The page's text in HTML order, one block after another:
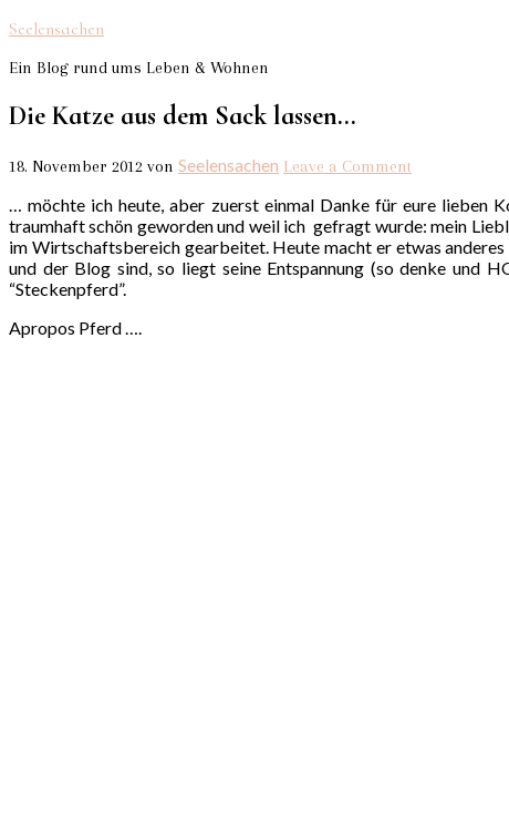
Seelensachen
Ein Blog rund ums Leben & Wohnen
Die Katze aus dem Sack lassen…
18. November 2012 von Seelensachen Leave a Comment
… möchte ich heute, aber zuerst einmal Danke für eure lieben
traumhaft schön geworden und weil ich gefragt wurde: mein
im Wirtschaftsbereich gearbeitet. Heute macht er etwas
und der Blog sind, so liegt seine Entspannung (so denke und
“Steckenpferd”.
Apropos Pferd ….